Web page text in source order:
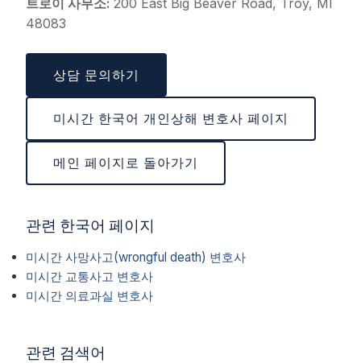
48083
상담 문의하기
미시간 한국어 개인상해 변호사 페이지
메인 페이지로 돌아가기
관련 한국어 페이지
미시간 사망사고(wrongful death) 변호사
미시간 교통사고 변호사
미시간 의료과실 변호사
관련 검색어